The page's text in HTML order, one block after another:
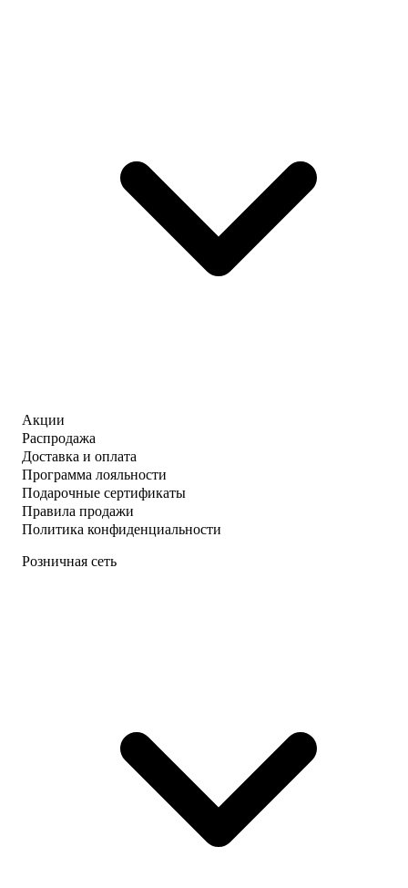
Акции
Распродажа
Доставка и оплата
Программа лояльности
Подарочные сертификаты
Правила продажи
Политика конфиденциальности
Розничная сеть